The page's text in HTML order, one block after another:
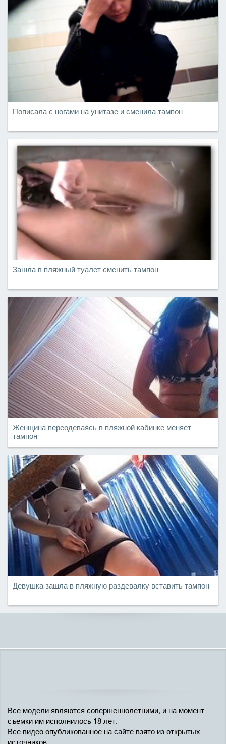
Пописала с ногами на унитазе и сменила тампон
Зашла в пляжный туалет сменить тампон
Женщина переодеваясь в пляжной кабинке меняет
тампон
Девушка зашла в пляжную раздевалку вставить тампон
Все модели являются совершеннолетними, и на момент
съемки им исполнилось 18 лет.
Все видео опубликованное на сайте взято из открытых
источников.